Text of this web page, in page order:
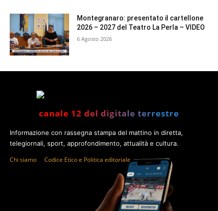
Montegranaro: presentato il cartellone
2026 – 2027 del Teatro La Perla – VIDEO
6 Agosto 2026
canale 12 del digitale terrestre
Informazione con rassegna stampa del mattino in diretta,
telegiornali, sport, approfondimento, attualità e cultura.
Chi siamo Codice Etico e Politica editoriale